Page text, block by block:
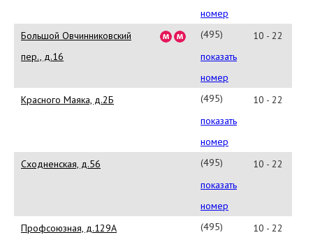
85
номер
Большой Овчинниковский
пер., д.16
(495)221-
63-
18
показать
номер
10 - 22
Красного Маяка, д.2Б
(495)532-
39-
98
показать
номер
10 - 22
Сходненская, д.56
(495)604-
16-
78
показать
номер
10 - 22
Профсоюзная, д.129А
(495)987-
10 - 22